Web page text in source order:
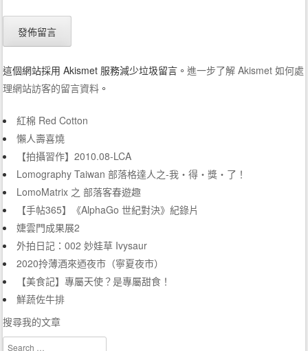
這個網站採用 Akismet 服務減少垃圾留言。進一步了解 Akismet 如何處
理網站訪客的留言資料 。
紅棉 Red Cotton
懶人壽喜燒
【拍攝習作】2010.08-LCA
Lomography Taiwan 部落格達人之-我‧得‧獎‧了！
LomoMatrix 之 部落客春遊趣
【手帖365】《AlphaGo 世紀對決》紀錄片
婕雲門成果展2
外拍日記：002 妙娃草 Ivysaur
2020拎薄酒來迺夜市（寧夏夜市）
【美食記】專屬天使？是專屬甜食！
鮮蔬佐牛排
搜尋我的文章
Search